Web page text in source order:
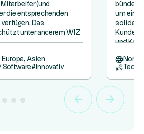
(und
die entsprechenden
Das
unter anderem WIZ
Europa, Asien
Software# Innovativ
bündelt
um eine
soliden
Kunden
und